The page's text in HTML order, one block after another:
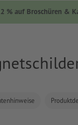
% auf Broschüren &